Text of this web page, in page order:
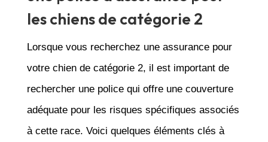
les chiens de catégorie 2
Lorsque vous recherchez une assurance pour
votre chien de catégorie 2, il est important de
rechercher une police qui offre une couverture
adéquate pour les risques spécifiques associés
à cette race. Voici quelques éléments clés à